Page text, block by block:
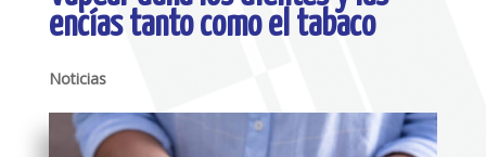
encías tanto como el tabaco
Noticias